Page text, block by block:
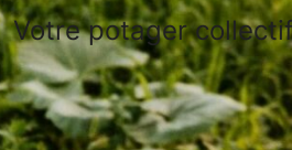
Votre potager